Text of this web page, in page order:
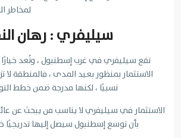
لمخاطر
سيليفري : رهان
تقع سيليفري في غرب إسطنبول ، وتُعد خيارًا
الاستثمار بمنظور بعيد المدى ، فالمنطقة لا
نسبيًا ، لكنها مدرجة ضمن خطط
الاستثمار في سيليفري لا يناسب من يبحث عن
بأن توسع إسطنبول سيصل إليها تدريجيًا